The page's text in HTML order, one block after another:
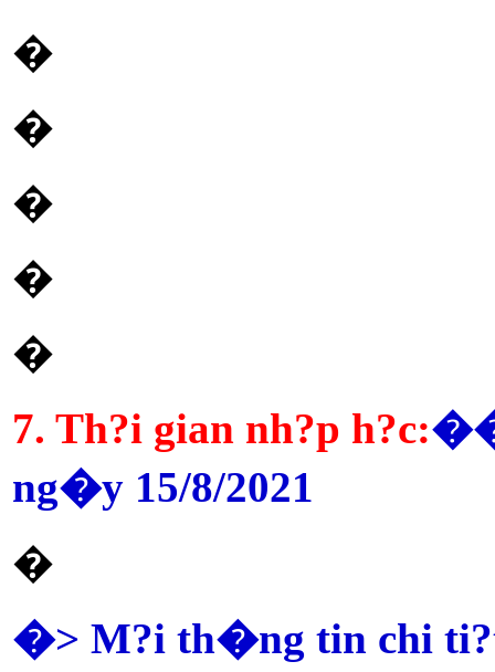
�
�
�
�
�
7. Th?i gian nh?p h?c:
ng�y 15/8/2021
�
�> M?i th�ng tin chi